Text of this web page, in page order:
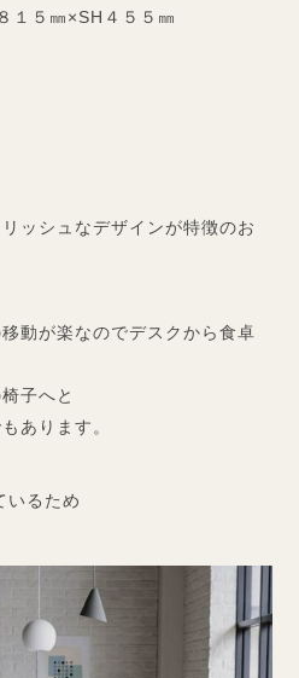
１５㎜×SH４５５㎜
ッシュなデザインが特徴のお
動が楽なのでデスクから食卓
子へと
あります。
いるため